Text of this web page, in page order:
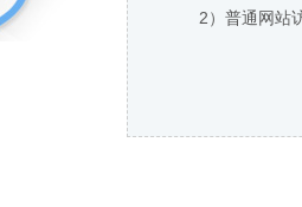
2）普通网站